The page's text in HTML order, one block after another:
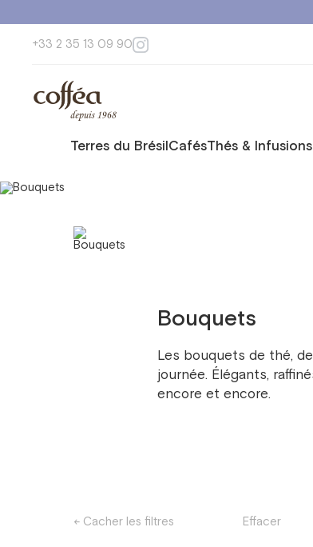
+33 2 35 13 09 90
Terres du BrésilCafésThés & Infusions
Вouquets
Les bouquets de thé,
journée. Élégants,
encore et encore.
← Cacher les filtres Effacer